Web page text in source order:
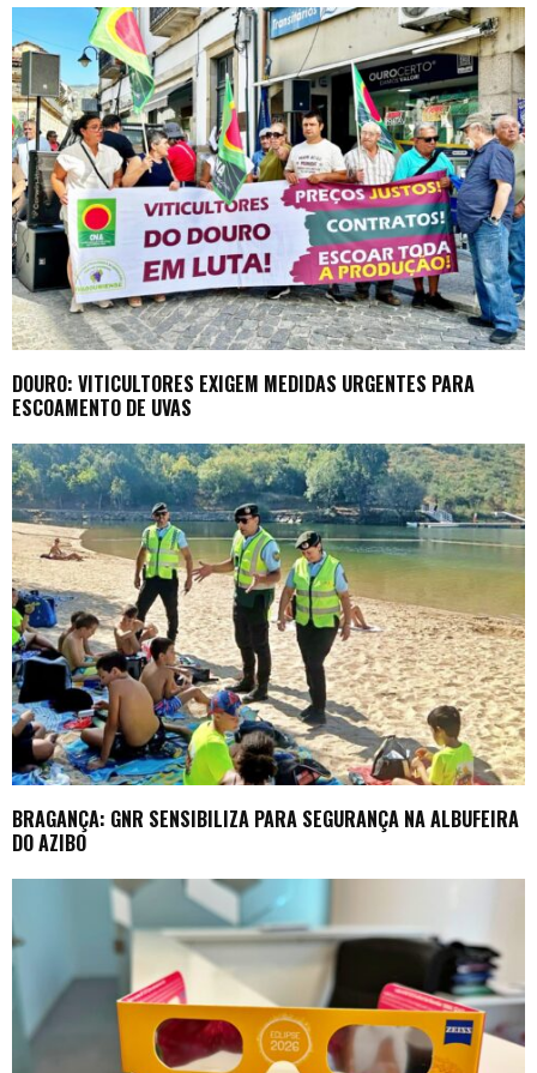
DOURO: VITICULTORES EXIGEM MEDIDAS URGENTES PARA
ESCOAMENTO DE UVAS
BRAGANÇA: GNR SENSIBILIZA PARA SEGURANÇA NA ALBUFEIRA
DO AZIBO